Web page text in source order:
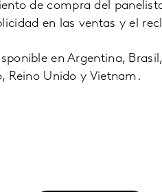
de compra del
en las ventas y el
en Argentina,
Reino Unido y Vietnam.